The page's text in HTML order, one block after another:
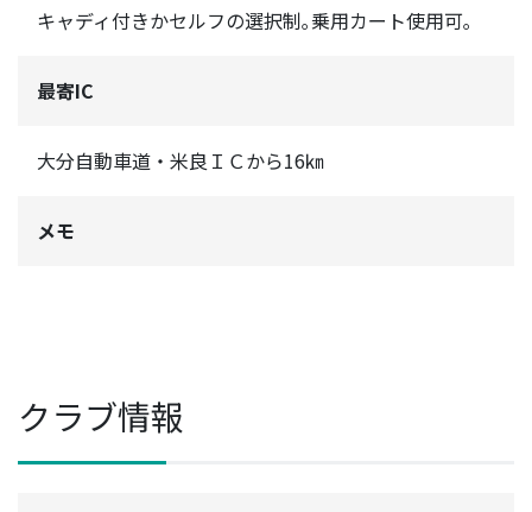
キャディ付きかセルフの選択制｡乗用カート使用可｡
最寄IC
大分自動車道・米良ＩＣから16㎞
メモ
クラブ情報